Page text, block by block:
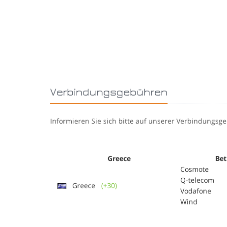
Verbindungsgebühren
Informieren Sie sich bitte auf unserer
Greece
Greece (+30)
Cosmote
Q-telecom
Vodafone
Wind